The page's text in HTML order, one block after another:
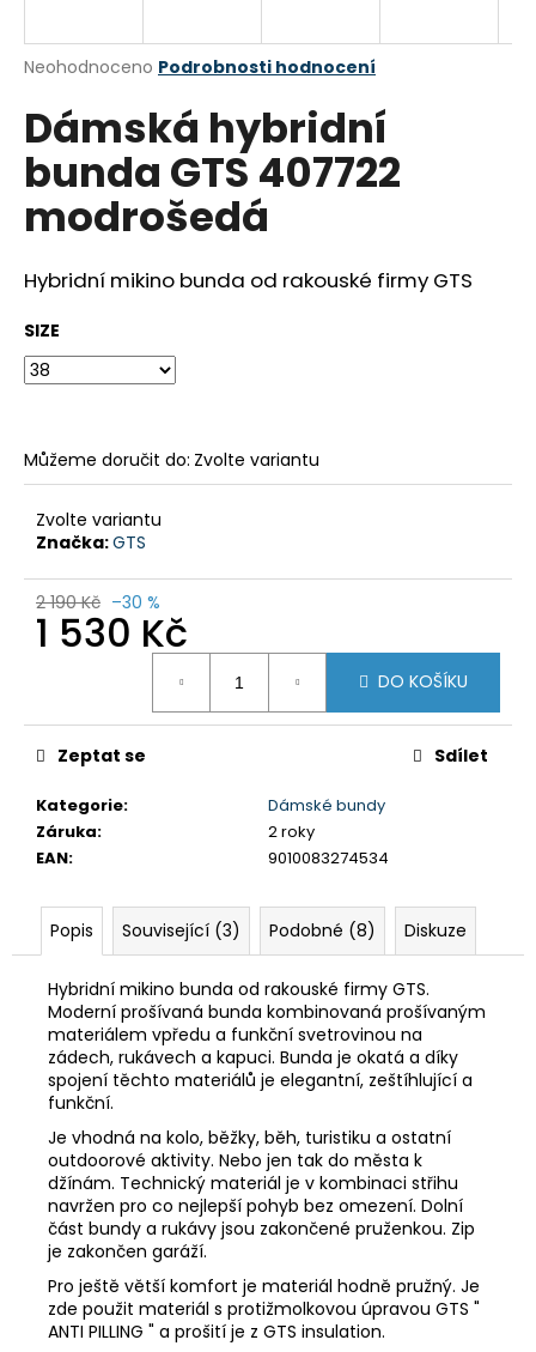
Průměrné
produktu
je
0,0
5
hvězdiček.
Neohodnoceno Podrobnosti hodnocení
Dámská hybridní
bunda GTS 407722
modrošedá
Hybridní mikino bunda od rakouské firmy GTS
SIZE
Můžeme doručit do: Zvolte variantu
Zvolte variantu
Značka:GTS
2 190 Kč –30 %
1 530 Kč
DO KOŠÍKU
Kategorie:
Dámské bundy
Záruka:
2 roky
EAN: 9010083274534
Zeptat se Sdílet
Popis Související (3) Podobné (8) Diskuze
Hybridní mikino bunda od rakouské firmy GTS.
Moderní prošívaná bunda kombinovaná prošívaným
materiálem vpředu a funkční svetrovinou na
zádech, rukávech a kapuci. Bunda je okatá a díky
spojení těchto materiálů je elegantní, zeštíhlující a
funkční.
Je vhodná na kolo, běžky, běh, turistiku a ostatní
outdoorové aktivity. Nebo jen tak do města k
džínám. Technický materiál je v kombinaci střihu
navržen pro co nejlepší pohyb bez omezení. Dolní
část bundy a rukávy jsou zakončené pruženkou. Zip
je zakončen garáží.
Pro ještě větší komfort je materiál hodně pružný. Je
zde použit materiál s protižmolkovou úpravou GTS "
ANTI PILLING " a prošití je z GTS insulation.
j
t
?
HLEDAT
D
o
r
u
č
e
m
KRAŤASY
606211
MODRÁ
990
590
Kč